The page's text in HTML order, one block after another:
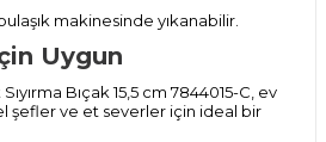
makinesinde yıkanabilir.
Uygun
Bıçak 15,5 cm 7844015-C, ev
şefler ve et severler için ideal bir